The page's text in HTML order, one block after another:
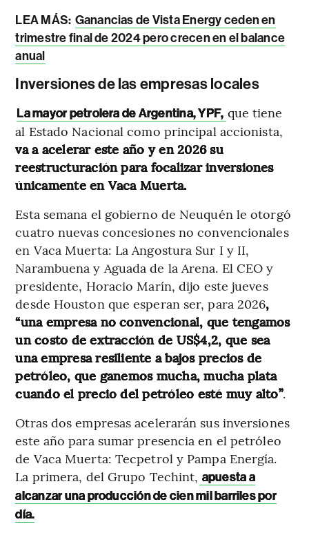
LEA MÁS: Ganancias de Vista Energy ceden en
trimestre final de 2024 pero crecen en el balance
anual
Inversiones de las empresas locales
La mayor petrolera de Argentina, YPF, que tiene
al Estado Nacional como principal accionista,
va a acelerar este año y en 2026 su
reestructuración para focalizar inversiones
únicamente en Vaca Muerta.
Esta semana el gobierno de Neuquén le otorgó
cuatro nuevas concesiones no convencionales
en Vaca Muerta: La Angostura Sur I y II,
Narambuena y Aguada de la Arena. El CEO y
presidente, Horacio Marín, dijo este jueves
desde Houston que esperan ser, para 2026,
“una empresa no convencional, que tengamos
un costo de extracción de US$4,2, que sea
una empresa resiliente a bajos precios de
petróleo, que ganemos mucha, mucha plata
cuando el precio del petróleo esté muy alto”.
Otras dos empresas acelerarán sus inversiones
este año para sumar presencia en el petróleo
de Vaca Muerta: Tecpetrol y Pampa Energía.
La primera, del Grupo Techint, apuesta a
alcanzar una producción de cien mil barriles por
día.